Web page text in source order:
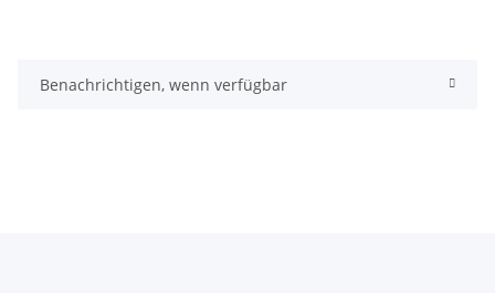
Benachrichtigen, wenn verfügbar